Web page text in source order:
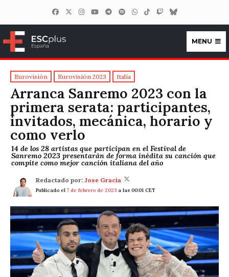
ESCplus España
MENU
Eurovisión Eurovisión 2023 Italia
Arranca Sanremo 2023 con la
primera serata: participantes,
invitados, mecánica, horario y
como verlo
14 de los 28 artistas que participan en el Festival de
Sanremo 2023 presentarán de forma inédita su canción que
compite como mejor canción italiana del año
Redactado por: Jose Gracia
Publicado el 7 de febrero de 2023 a las 00:01 CET